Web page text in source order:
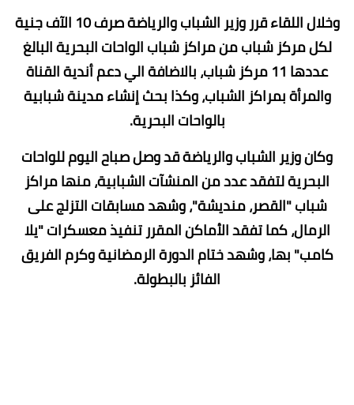
وخلال اللقاء قرر وزير الشباب والرياضة صرف 10 الآف جنية
لكل مركز شباب من مراكز شباب الواحات البحرية البالغ
عددها 11 مركز شباب، بالاضافة الي دعم أندية القناة
والمرأة بمراكز الشباب، وكذا بحث إنشاء مدينة شبابية
بالواحات البحرية.
وكان وزير الشباب والرياضة قد وصل صباح اليوم للواحات
البحرية لتفقد عدد من المنشآت الشبابية، منها مراكز
شباب "القصر، منديشة"، وشهد مسابقات التزلج على
الرمال، كما تفقد الأماكن المقرر تنفيذ معسكرات "يلا
كامب" بها، وشهد ختام الدورة الرمضانية وكرم الفريق
الفائز بالبطولة.